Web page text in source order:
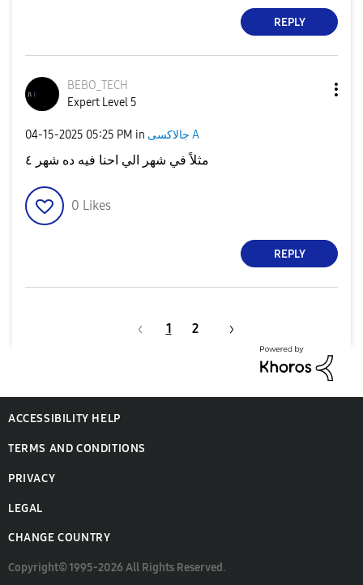
REPLY
BEBO_TECH
Expert Level 5
‎04-15-2025 05:25 PM in جالاكسى A
مثلاً في شهر الي احنا فيه ده شهر ٤
0 Likes
REPLY
1 2
ACCESSIBILITY HELP
TERMS AND CONDITIONS
PRIVACY
LEGAL
CHANGE COUNTRY
Copyright© 1995-2026 All Rights Reserved.